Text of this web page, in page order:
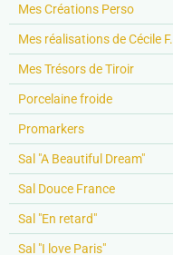
Mes Créations Perso
Mes réalisations de Cécile F.
Mes Trésors de Tiroir
Porcelaine froide
Promarkers
Sal "A Beautiful Dream"
Sal Douce France
Sal "En retard"
Sal "I love Paris"